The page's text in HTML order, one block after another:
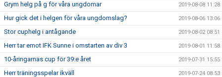
Grym helg på g för våra ungdomar 2019-08-08 11:28
Hur gick det i helgen för våra ungdomslag? 2019-08-06 13:06
Stor cuphelg i antågande 2019-08-02 08:51
Herr tar emot IFK Sunne i omstarten av div 3 2019-08-01 11:58
10-åringarnas cup för 39:e året 2019-07-31 15:55
Herr träningsspelar ikväll 2019-07-24 08:53